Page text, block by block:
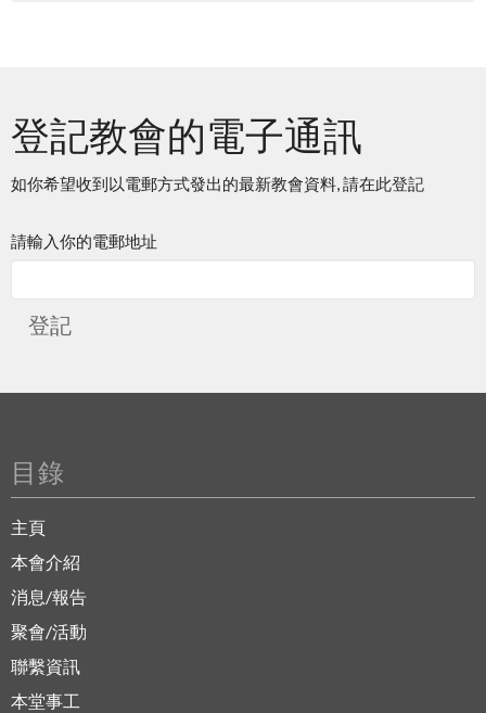
登記教會的電子通訊
如你希望收到以電郵方式發出的最新教會資料, 請在此登記
請輸入你的電郵地址
登記
目錄
主頁
本會介紹
消息/報告
聚會/活動
聯繫資訊
本堂事工